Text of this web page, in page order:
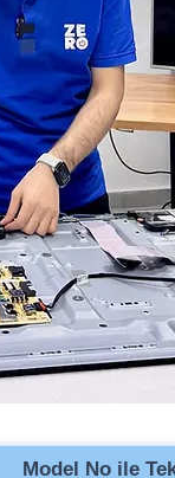
Model No ile